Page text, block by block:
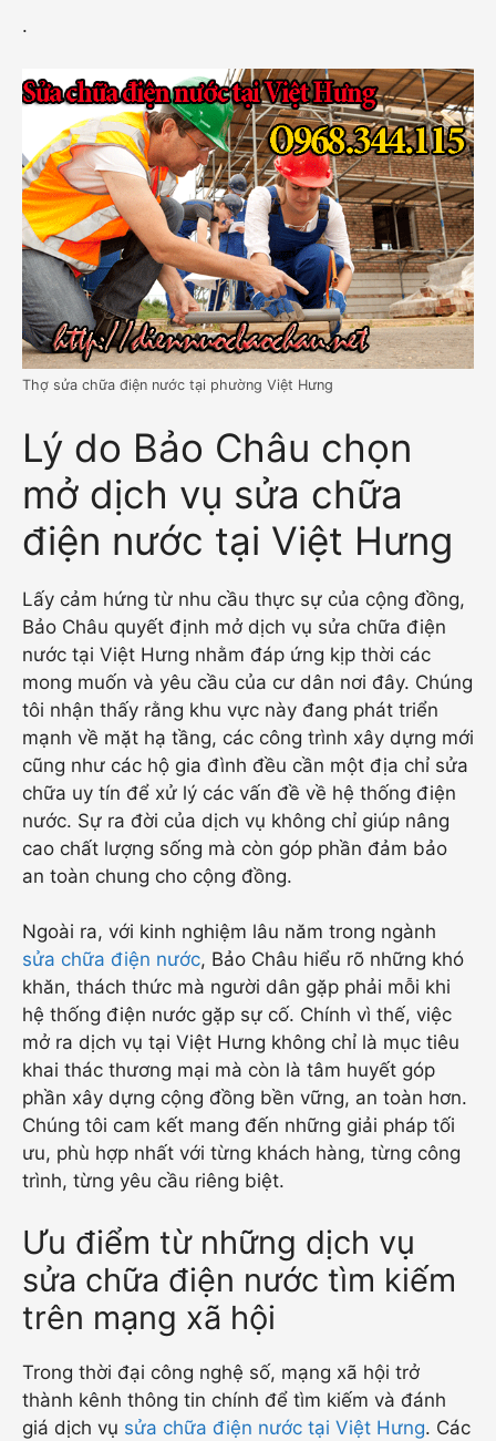
.
Thợ sửa chữa điện nước tại phường Việt Hưng
Lý do Bảo Châu chọn
mở dịch vụ sửa chữa
điện nước tại Việt Hưng
Lấy cảm hứng từ nhu cầu thực sự của cộng đồng,
Bảo Châu quyết định mở dịch vụ sửa chữa điện
nước tại Việt Hưng nhằm đáp ứng kịp thời các
mong muốn và yêu cầu của cư dân nơi đây. Chúng
tôi nhận thấy rằng khu vực này đang phát triển
mạnh về mặt hạ tầng, các công trình xây dựng mới
cũng như các hộ gia đình đều cần một địa chỉ sửa
chữa uy tín để xử lý các vấn đề về hệ thống điện
nước. Sự ra đời của dịch vụ không chỉ giúp nâng
cao chất lượng sống mà còn góp phần đảm bảo
an toàn chung cho cộng đồng.
Ngoài ra, với kinh nghiệm lâu năm trong ngành
sửa chữa điện nước, Bảo Châu hiểu rõ những khó
khăn, thách thức mà người dân gặp phải mỗi khi
hệ thống điện nước gặp sự cố. Chính vì thế, việc
mở ra dịch vụ tại Việt Hưng không chỉ là mục tiêu
khai thác thương mại mà còn là tâm huyết góp
phần xây dựng cộng đồng bền vững, an toàn hơn.
Chúng tôi cam kết mang đến những giải pháp tối
ưu, phù hợp nhất với từng khách hàng, từng công
trình, từng yêu cầu riêng biệt.
Ưu điểm từ những dịch vụ
sửa chữa điện nước tìm kiếm
trên mạng xã hội
Trong thời đại công nghệ số, mạng xã hội trở
thành kênh thông tin chính để tìm kiếm và đánh
giá dịch vụ sửa chữa điện nước tại Việt Hưng. Các